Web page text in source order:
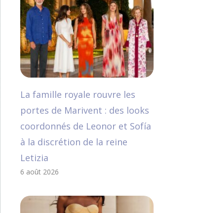
La famille royale rouvre les
portes de Marivent : des looks
coordonnés de Leonor et Sofía
à la discrétion de la reine
Letizia
6 août 2026